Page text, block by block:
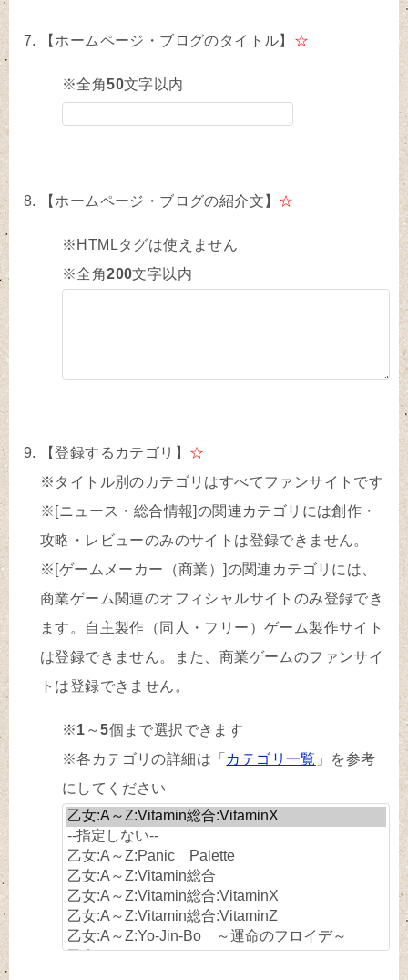
【ホームページ・ブログのタイトル】 ☆
※全角50文字以内
【ホームページ・ブログの紹介文】 ☆
※HTMLタグは使えません
※全角200文字以内
【登録するカテゴリ】 ☆
※タイトル別のカテゴリはすべてファンサイトです
※[ニュース・総合情報]の関連カテゴリには創作・
攻略・レビューのみのサイトは登録できません。
※[ゲームメーカー（商業）]の関連カテゴリには、
商業ゲーム関連のオフィシャルサイトのみ登録でき
ます。自主製作（同人・フリー）ゲーム製作サイト
は登録できません。また、商業ゲームのファンサイ
トは登録できません。
※1 ～5個まで選択できます
※各カテゴリの詳細は「 カテゴリ一覧 」を参考
にしてください